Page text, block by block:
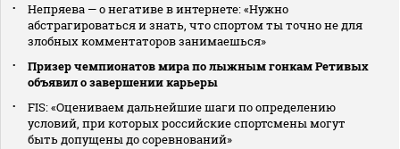
Непряева — о негативе в интернете: «Нужно
абстрагироваться и знать, что спортом ты точно не для
злобных комментаторов занимаешься»
Призер чемпионатов мира по лыжным гонкам Ретивых
объявил о завершении карьеры
FIS: «Оцениваем дальнейшие шаги по определению
условий, при которых российские спортсмены могут
быть допущены до соревнований»